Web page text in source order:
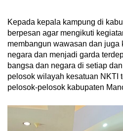
Kepada kepala kampung di
berpesan agar mengikuti
membangun wawasan dan juga
negara dan menjadi garda
bangsa dan negara di setiap
pelosok wilayah kesatuan NKTI
pelosok-pelosok kabupaten